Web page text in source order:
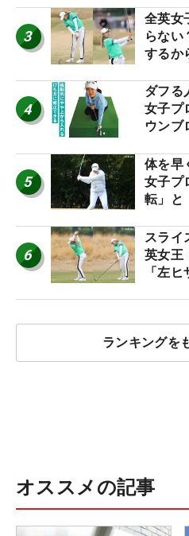
3
全英女
らない
するか
4
ダフる
女子プ
ウンブ
5
体を早
女子プ
転」と
6
スライ
英女王
「左
ランキングを
オススメの記事